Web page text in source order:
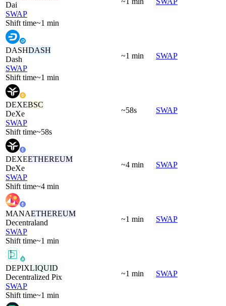
Dai
SWAP
Shift time~1 min
DASHDASH
Dash
SWAP
Shift time~1 min
~1 min SWAP
DEXEBSC
DeXe
SWAP
Shift time~58s
~58s SWAP
DEXEETHEREUM
DeXe
SWAP
Shift time~4 min
~4 min SWAP
MANAETHEREUM
Decentraland
SWAP
Shift time~1 min
~1 min SWAP
DEPIXLIQUID
Decentralized Pix
SWAP
Shift time~1 min
~1 min SWAP